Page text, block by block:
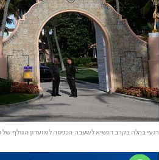
רגעי בהלה בקרב הנשיא לשעבר. הכניסה למועדון הגולף